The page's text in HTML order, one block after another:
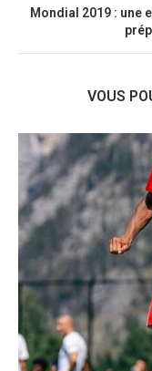
Mondial 2019 : une
VOUS